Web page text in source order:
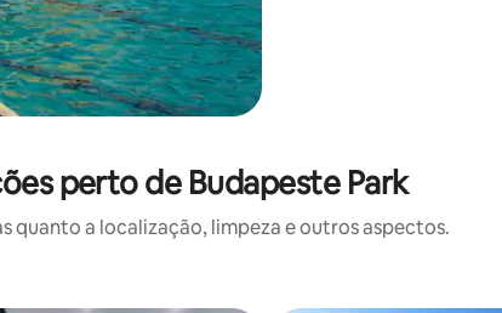
perto de Budapeste Park
quanto a localização, limpeza e outros aspectos.